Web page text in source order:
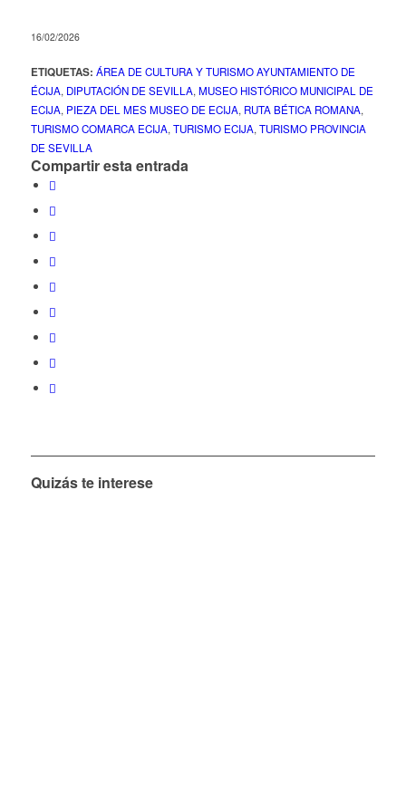
16/02/2026
ETIQUETAS: ÁREA DE CULTURA Y TURISMO AYUNTAMIENTO DE
ÉCIJA, DIPUTACIÓN DE SEVILLA,MUSEO HISTÓRICO MUNICIPAL DE
ECIJA, PIEZA DEL MES MUSEO DE ECIJA, RUTA BÉTICA ROMANA,
TURISMO COMARCA ECIJA,TURISMO ECIJA,TURISMO PROVINCIA
DE SEVILLA
Compartir esta entrada
Quizás te interese